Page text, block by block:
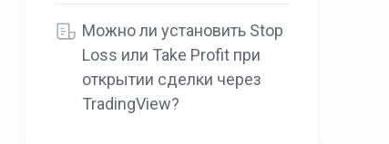
Можно ли установить Stop
Loss или Take Profit при
открытии сделки через
TradingView?